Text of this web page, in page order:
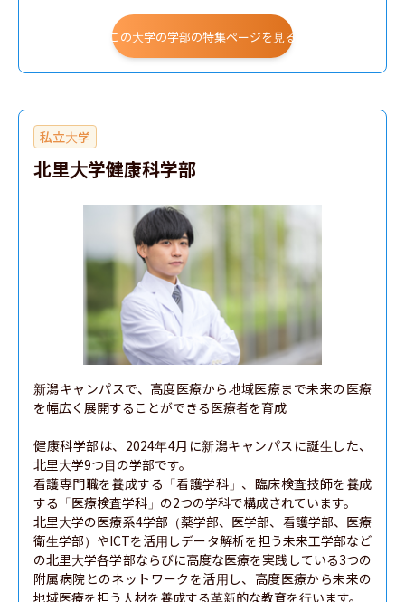
この大学の学部の特集ページを見る
私立大学
北里大学健康科学部
新潟キャンパスで、高度医療から地域医療まで未来の医療
を幅広く展開することができる医療者を育成
健康科学部は、2024年4月に新潟キャンパスに誕生した、
北里大学9つ目の学部です。
看護専門職を養成する「看護学科」、臨床検査技師を養成
する「医療検査学科」の2つの学科で構成されています。
北里大学の医療系4学部（薬学部、医学部、看護学部、医療
衛生学部）やICTを活用しデータ解析を担う未来工学部など
の北里大学各学部ならびに高度な医療を実践している3つの
附属病院とのネットワークを活用し、高度医療から未来の
地域医療を担う人材を養成する革新的な教育を行います。